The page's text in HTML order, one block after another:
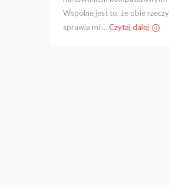
Wspólne jest to, że obie
sprawia mi ... Czytaj dalej